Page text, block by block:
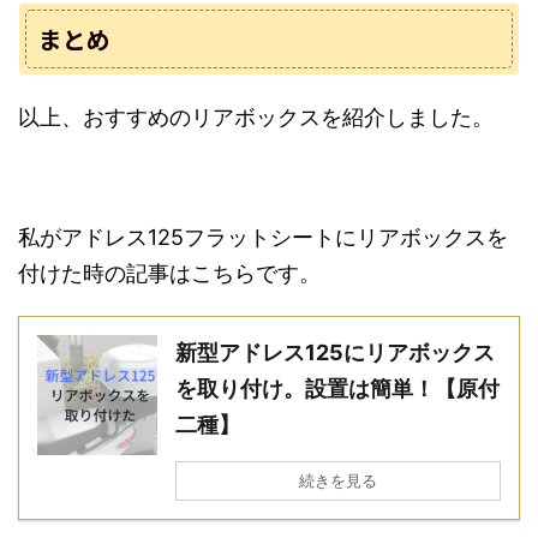
まとめ
以上、おすすめのリアボックスを紹介しました。
私がアドレス125フラットシートにリアボックスを
付けた時の記事はこちらです。
新型アドレス125にリアボックス
を取り付け。設置は簡単！【原付
二種】
続きを見る